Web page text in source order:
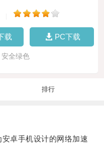
载 PC下载
全绿色
排行
卓手机设计的网络加速